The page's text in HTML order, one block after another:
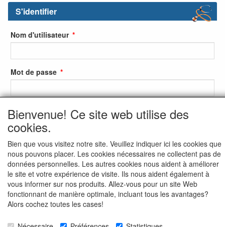
S'identifier
Nom d'utilisateur
Mot de passe
S'identifier
S'inscrire
Mot de passe oublié ?
Bienvenue! Ce site web utilise des
cookies.
Bien que vous visitez notre site. Veuillez indiquer ici les cookies que
nous pouvons placer. Les cookies nécessaires ne collectent pas de
données personnelles. Les autres cookies nous aident à améliorer
le site et votre expérience de visite. Ils nous aident également à
vous informer sur nos produits. Allez-vous pour un site Web
fonctionnant de manière optimale, incluant tous les avantages?
Alors cochez toutes les cases!